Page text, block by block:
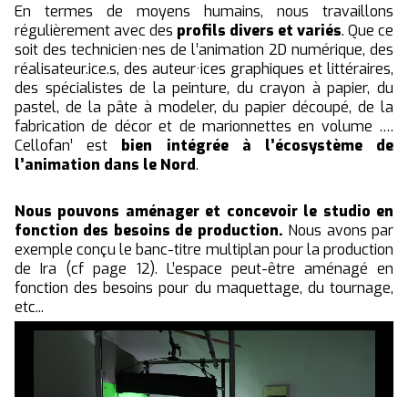
En termes de moyens humains, nous travaillons
régulièrement avec des profils divers et variés. Que ce
soit des technicien·nes de l’animation 2D numérique, des
réalisateur.ice.s, des auteur·ices graphiques et littéraires,
des spécialistes de la peinture, du crayon à papier, du
pastel, de la pâte à modeler, du papier découpé, de la
fabrication de décor et de marionnettes en volume ….
Cellofan’ est bien intégrée à l’écosystème de
l’animation dans le Nord.
Nous pouvons aménager et concevoir le studio en
fonction des besoins de production. Nous avons par
exemple conçu le banc-titre multiplan pour la production
de Ira (cf page 12). L’espace peut-être aménagé en
fonction des besoins pour du maquettage, du tournage,
etc...